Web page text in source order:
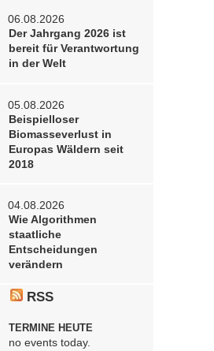
06.08.2026
Der Jahrgang 2026 ist
bereit für Verantwortung
in der Welt
05.08.2026
Beispielloser
Biomasseverlust in
Europas Wäldern seit
2018
04.08.2026
Wie Algorithmen
staatliche
Entscheidungen
verändern
RSS
TERMINE HEUTE
no events today.